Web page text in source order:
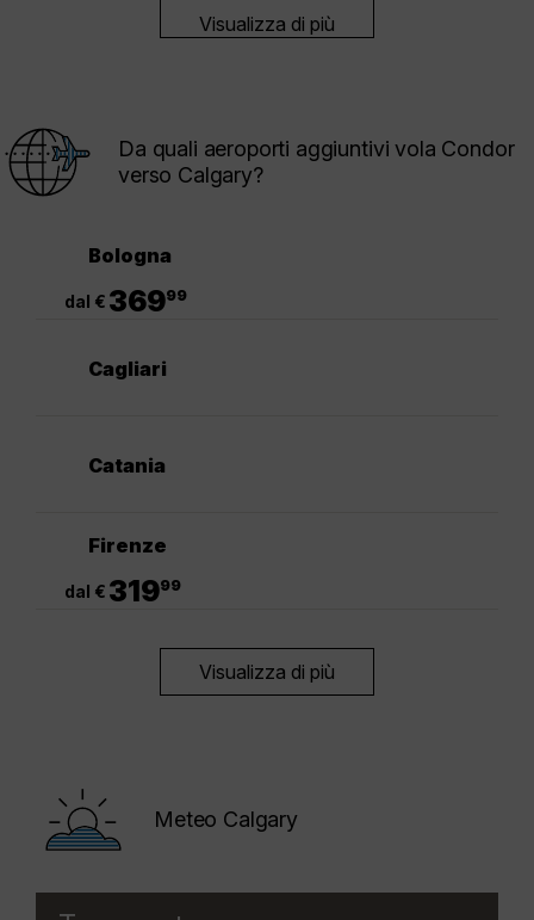
Visualizza di più
Da quali aeroporti aggiuntivi vola Condor
verso Calgary?
Bologna
dal € 36999
Cagliari
Catania
Firenze
dal € 31999
Visualizza di più
Meteo Calgary